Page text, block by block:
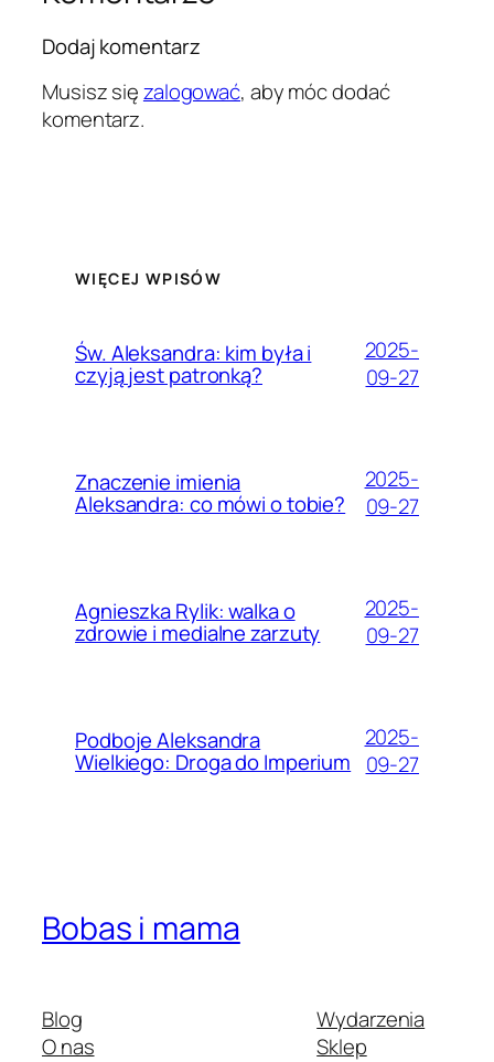
Dodaj komentarz
Musisz sięzalogować, aby móc dodać
komentarz.
WIĘCEJ WPISÓW
Św. Aleksandra: kim była i
czyją jest patronką?
2025-
09-27
Znaczenie imienia
Aleksandra: co mówi o tobie?
2025-
09-27
Agnieszka Rylik: walka o
zdrowie i medialne zarzuty
2025-
09-27
Podboje Aleksandra
Wielkiego: Droga do Imperium
2025-
09-27
Bobas i mama
Blog
O nas
Wydarzenia
Sklep